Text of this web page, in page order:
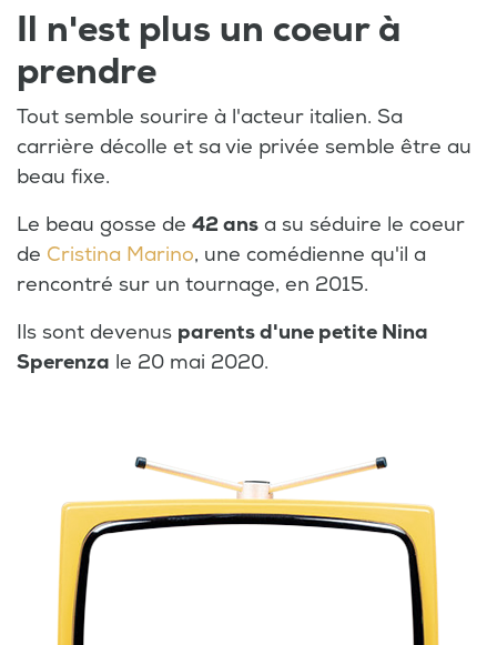
Il n'est plus un coeur à
prendre
Tout semble sourire à l'acteur italien. Sa
carrière décolle et sa vie privée semble être au
beau fixe.
Le beau gosse de 42 ans a su séduire le coeur
de Cristina Marino, une comédienne qu'il a
rencontré sur un tournage, en 2015.
Ils sont devenus parents d'une petite Nina
Sperenza le 20 mai 2020.